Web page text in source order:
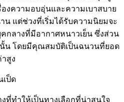
งความอบอุ่นและความเบาสบาย
น แต่ช่วงที่เริ่มได้รับความนิยมจะ
กลางที่มีอากาศหนาวเย็น ซึ่งส่วน
น โดยมีคุณสมบัติเป็นฉนวนที่ยอด
สูง
ป็ด
ที่ทำให้เป็นทางเลือกที่น่าสนใจ